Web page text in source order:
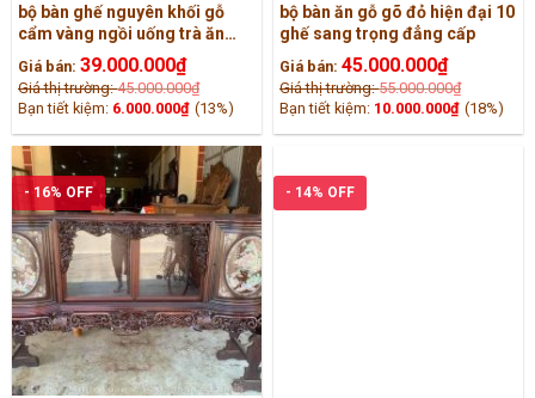
bộ bàn ghế nguyên khối gỗ
cẩm vàng ngồi uống trà ăn
cơm cực đẹp
Giá bán: 39.000.000₫
Giá thị trường:45.000.000₫
Bạn tiết kiệm: 6.000.000₫ (13%)
bộ bàn ăn gỗ gõ đỏ hiện đại 10
ghế sang trọng đẳng cấp
Giá bán: 45.000.000₫
Giá thị trường:55.000.000₫
Bạn tiết kiệm: 10.000.000₫ (18%)
- 16% OFF - 14% OFF